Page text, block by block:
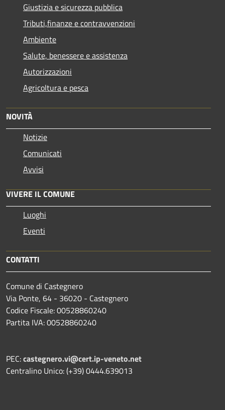
Giustizia e sicurezza pubblica
Tributi,finanze e contravvenzioni
Ambiente
Salute, benessere e assistenza
Autorizzazioni
Agricoltura e pesca
NOVITÀ
Notizie
Comunicati
Avvisi
VIVERE IL COMUNE
Luoghi
Eventi
CONTATTI
Comune di Castegnero
Via Ponte, 64 - 36020 - Castegnero
Codice Fiscale: 00528860240
Partita IVA: 00528860240
PEC:castegnero.vi@cert.ip-veneto.net
Centralino Unico: (+39) 0444.639013